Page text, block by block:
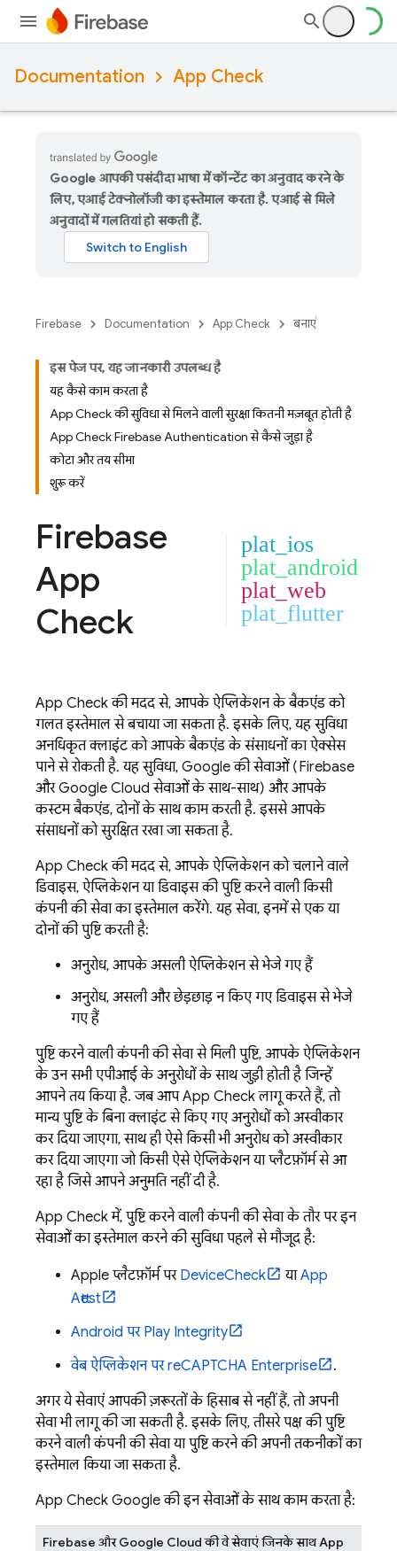
Documentation App Check
Google आपकी पसंदीदा भाषा में कॉन्टेंट का अनुवाद करने के
लिए, एआई टेक्नोलॉजी का इस्तेमाल करता है. एआई से मिले
अनुवादों में गलतियां हो सकती हैं.
Firebase Documentation App Check बनाएं
इस पेज पर, यह जानकारी उपलब्ध है
यह कैसे काम करता है?
App Check की सुविधा से मिलने वाली सुरक्षा कितनी मज़बूत होती है?
App Check Firebase Authentication से कैसे जुड़ा है?
कोटा और तय सीमा
शुरू करें
Firebase
App
Check
plat_ios
plat_android
plat_web
plat_flutter
App Checkकी मदद से, आपके ऐप्लिकेशन के बैकएंड को
गलत इस्तेमाल से बचाया जा सकता है. इसके लिए, यह सुविधा
अनधिकृत क्लाइंट को आपके बैकएंड के संसाधनों का ऐक्सेस
पाने से रोकती है. यह सुविधा, Google की सेवाओं (Firebase
औरGoogle Cloud सेवाओं के साथ-साथ) और आपके
कस्टम बैकएंड, दोनों के साथ काम करती है. इससे आपके
संसाधनों को सुरक्षित रखा जा सकता है.
App Checkकी मदद से, आपके ऐप्लिकेशन को चलाने वाले
डिवाइस, ऐप्लिकेशन या डिवाइस की पुष्टि करने वाली किसी
कंपनी की सेवा का इस्तेमाल करेंगे. यह सेवा, इनमें से एक या
दोनों की पुष्टि करती है:
अनुरोध, आपके असली ऐप्लिकेशन से भेजे गए हैं
अनुरोध, असली और छेड़छाड़ न किए गए डिवाइस से भेजे
गए हैं
पुष्टि करने वाली कंपनी की सेवा से मिली पुष्टि, आपके ऐप्लिकेशन
के उन सभी एपीआई के अनुरोधों के साथ जुड़ी होती है जिन्हें
आपने तय किया है. जब आपApp Checkलागू करते हैं, तो
मान्य पुष्टि के बिना क्लाइंट से किए गए अनुरोधों को अस्वीकार
कर दिया जाएगा, साथ ही ऐसे किसी भी अनुरोध को अस्वीकार
कर दिया जाएगा जो किसी ऐसे ऐप्लिकेशन या प्लैटफ़ॉर्म से आ
रहा है जिसे आपने अनुमति नहीं दी है.
App Checkमें, पुष्टि करने वाली कंपनी की सेवा के तौर पर इन
सेवाओं का इस्तेमाल करने की सुविधा पहले से मौजूद है:
Apple प्लैटफ़ॉर्म पर DeviceCheck याApp
Attest
Android पर Play Integrity
वेब ऐप्लिकेशन पर reCAPTCHA Enterprise
.
अगर ये सेवाएं आपकी ज़रूरतों के हिसाब से नहीं हैं, तो अपनी
सेवा भी लागू की जा सकती है. इसके लिए, तीसरे पक्ष की पुष्टि
करने वाली कंपनी की सेवा या पुष्टि करने की अपनी तकनीकों का
इस्तेमाल किया जा सकता है.
App Check Google की इन सेवाओं के साथ काम करता है:
Firebase और Google Cloud की वे सेवाएं जिनके साथ App